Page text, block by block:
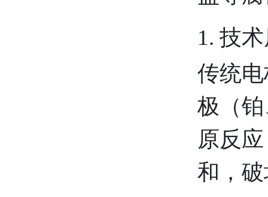
1. 技
传统
极（
原反
和，